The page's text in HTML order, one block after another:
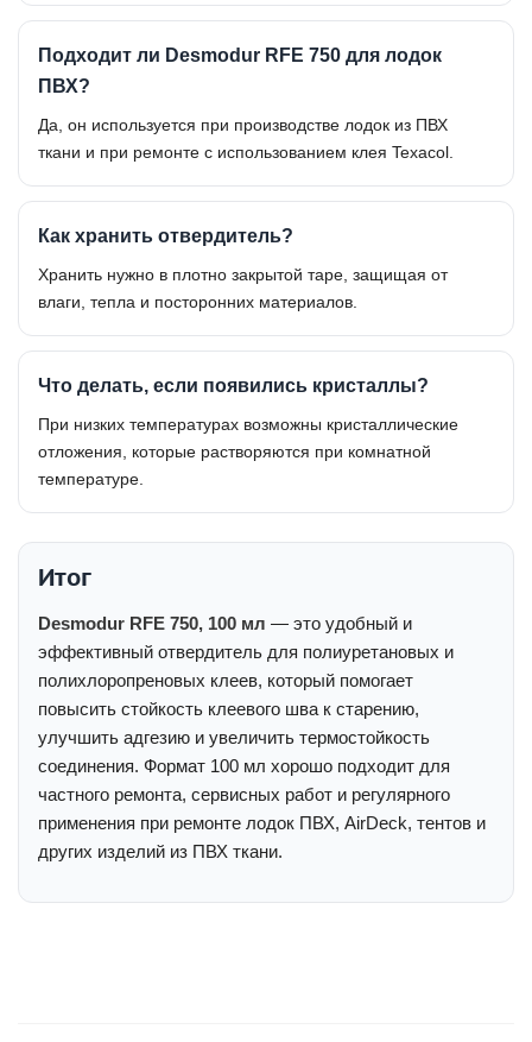
Подходит ли Desmodur RFE 750 для лодок
ПВХ?
Да, он используется при производстве лодок из ПВХ
ткани и при ремонте с использованием клея Texacol.
Как хранить отвердитель?
Хранить нужно в плотно закрытой таре, защищая от
влаги, тепла и посторонних материалов.
Что делать, если появились кристаллы?
При низких температурах возможны кристаллические
отложения, которые растворяются при комнатной
температуре.
Итог
Desmodur RFE 750, 100 мл — это удобный и
эффективный отвердитель для полиуретановых и
полихлоропреновых клеев, который помогает
повысить стойкость клеевого шва к старению,
улучшить адгезию и увеличить термостойкость
соединения. Формат 100 мл хорошо подходит для
частного ремонта, сервисных работ и регулярного
применения при ремонте лодок ПВХ, AirDeck, тентов и
других изделий из ПВХ ткани.